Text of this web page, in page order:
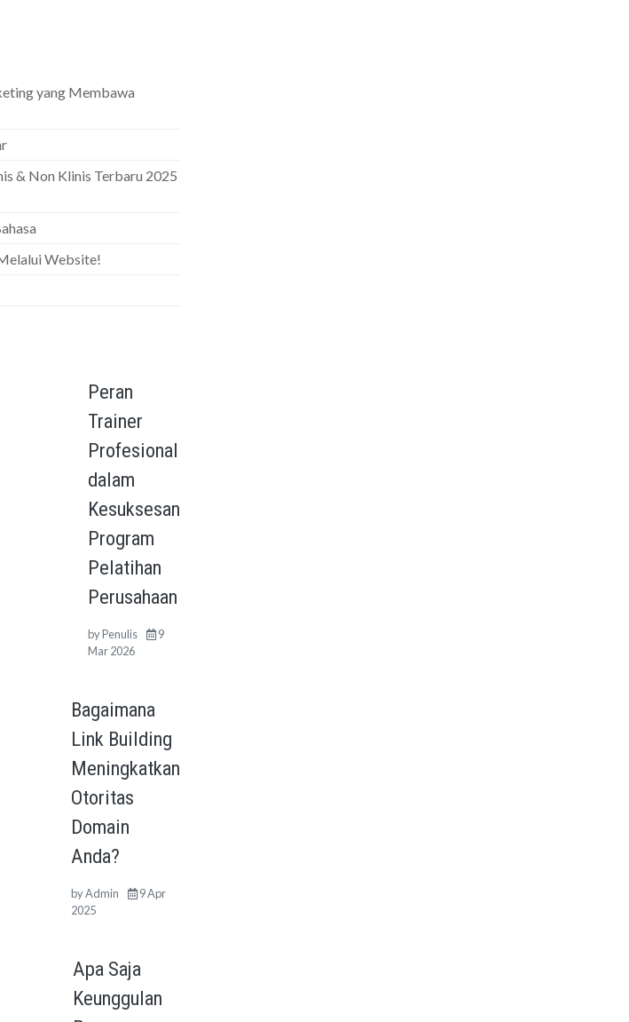
yang Membawa
& Non Klinis Terbaru 2025
Website!
Peran
Trainer
Profesional
dalam
Kesuksesan
Program
Pelatihan
Perusahaan
byPenulis
9
Mar 2026
Bagaimana
Link Building
Meningkatkan
Otoritas
Domain
Anda?
byAdmin
9 Apr
2025
Apa Saja
Keunggulan